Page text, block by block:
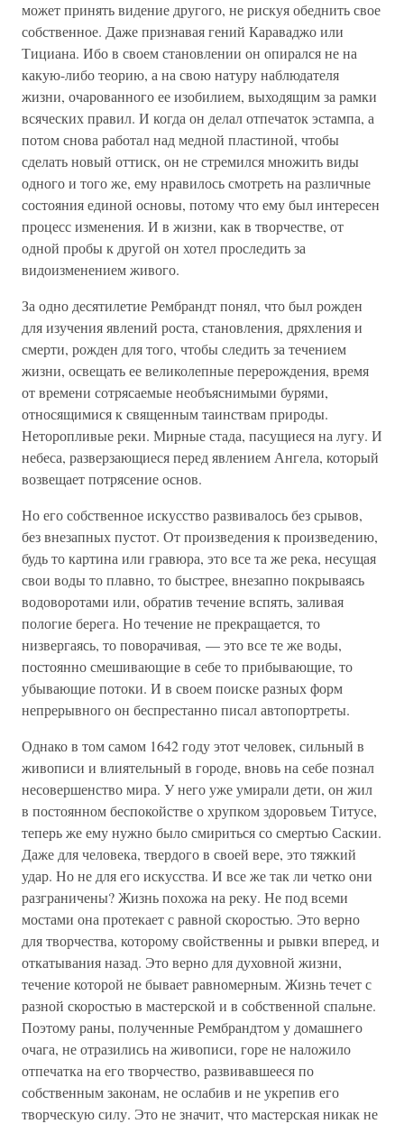
может принять видение другого, не рискуя обеднить свое
собственное. Даже признавая гений Караваджо или
Тициана. Ибо в своем становлении он опирался не на
какую-либо теорию, а на свою натуру наблюдателя
жизни, очарованного ее изобилием, выходящим за рамки
всяческих правил. И когда он делал отпечаток эстампа, а
потом снова работал над медной пластиной, чтобы
сделать новый оттиск, он не стремился множить виды
одного и того же, ему нравилось смотреть на различные
состояния единой основы, потому что ему был интересен
процесс изменения. И в жизни, как в творчестве, от
одной пробы к другой он хотел проследить за
видоизменением живого.
За одно десятилетие Рембрандт понял, что был рожден
для изучения явлений роста, становления, дряхления и
смерти, рожден для того, чтобы следить за течением
жизни, освещать ее великолепные перерождения, время
от времени сотрясаемые необъяснимыми бурями,
относящимися к священным таинствам природы.
Неторопливые реки. Мирные стада, пасущиеся на лугу. И
небеса, разверзающиеся перед явлением Ангела, который
возвещает потрясение основ.
Но его собственное искусство развивалось без срывов,
без внезапных пустот. От произведения к произведению,
будь то картина или гравюра, это все та же река, несущая
свои воды то плавно, то быстрее, внезапно покрываясь
водоворотами или, обратив течение вспять, заливая
пологие берега. Но течение не прекращается, то
низвергаясь, то поворачивая, — это все те же воды,
постоянно смешивающие в себе то прибывающие, то
убывающие потоки. И в своем поиске разных форм
непрерывного он беспрестанно писал автопортреты.
Однако в том самом 1642 году этот человек, сильный в
живописи и влиятельный в городе, вновь на себе познал
несовершенство мира. У него уже умирали дети, он жил
в постоянном беспокойстве о хрупком здоровьем Титусе,
теперь же ему нужно было смириться со смертью Саскии.
Даже для человека, твердого в своей вере, это тяжкий
удар. Но не для его искусства. И все же так ли четко они
разграничены? Жизнь похожа на реку. Не под всеми
мостами она протекает с равной скоростью. Это верно
для творчества, которому свойственны и рывки вперед, и
откатывания назад. Это верно для духовной жизни,
течение которой не бывает равномерным. Жизнь течет с
разной скоростью в мастерской и в собственной спальне.
Поэтому раны, полученные Рембрандтом у домашнего
очага, не отразились на живописи, горе не наложило
отпечатка на его творчество, развивавшееся по
собственным законам, не ослабив и не укрепив его
творческую силу. Это не значит, что мастерская никак не